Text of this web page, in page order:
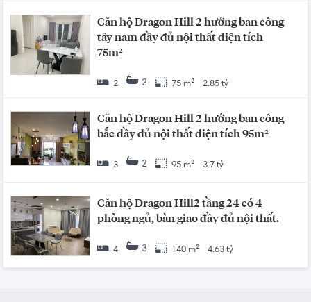
Căn hộ Dragon Hill 2 hướng ban công
tây nam đầy đủ nội thất diện tích
75m²
2 2 75 m² 2.85 tỷ
Căn hộ Dragon Hill 2 hướng ban công
bắc đầy đủ nội thất diện tích 95m²
3 2 95 m² 3.7 tỷ
Căn hộ Dragon Hill2 tầng 24 có 4
phòng ngủ, bàn giao đầy đủ nội thất.
4 3 140 m² 4.63 tỷ